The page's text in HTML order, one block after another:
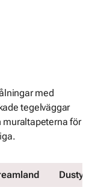
med
tegelväggar
muraltapeterna för
Dusty